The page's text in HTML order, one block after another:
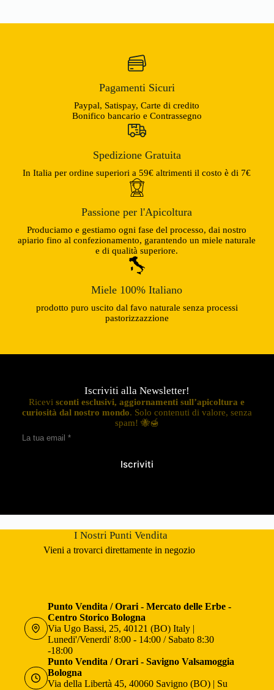
Pagamenti Sicuri
Paypal, Satispay, Carte di credito
Bonifico bancario e Contrassegno
Spedizione Gratuita
In Italia per ordine superiori a 59€ altrimenti il costo è di 7€
Passione per l'Apicoltura
Produciamo e gestiamo ogni fase del processo, dai nostro
apiario fino al confezionamento, garantendo un miele naturale
e di qualità superiore.
Miele 100% Italiano
prodotto puro uscito dal favo naturale senza processi
pastorizzazzione
Iscriviti alla Newsletter!
Ricevisconti esclusivi, aggiornamenti sull’apicoltura e
curiosità dal nostro mondo. Solo contenuti di valore, senza
spam! 🐝🍯
Iscriviti
I Nostri Punti Vendita
Vieni a trovarci direttamente in negozio
Punto Vendita / Orari - Mercato delle Erbe -
Centro Storico Bologna
Via Ugo Bassi, 25, 40121 (BO) Italy |
Lunedi'/Venerdi' 8:00 - 14:00 / Sabato 8:30
-18:00
Punto Vendita / Orari - Savigno Valsamoggia
Bologna
Via della Libertà 45, 40060 Savigno (BO) | Su